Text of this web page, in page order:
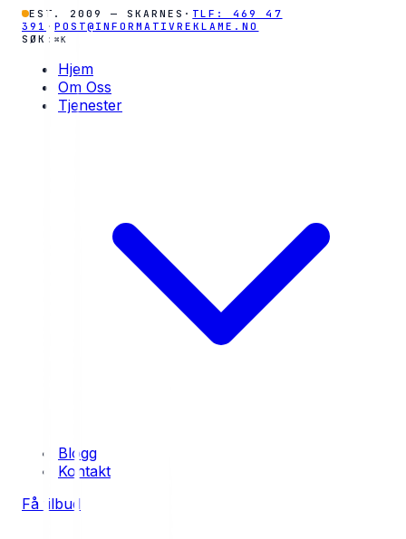
EST. 2009 — SKARNES · TLF: 469 47
391 ·POST@INFORMATIVREKLAME.NO
SØK:⌘K
Hjem
Om Oss
Tjenester
Blogg
Kontakt
Få tilbud